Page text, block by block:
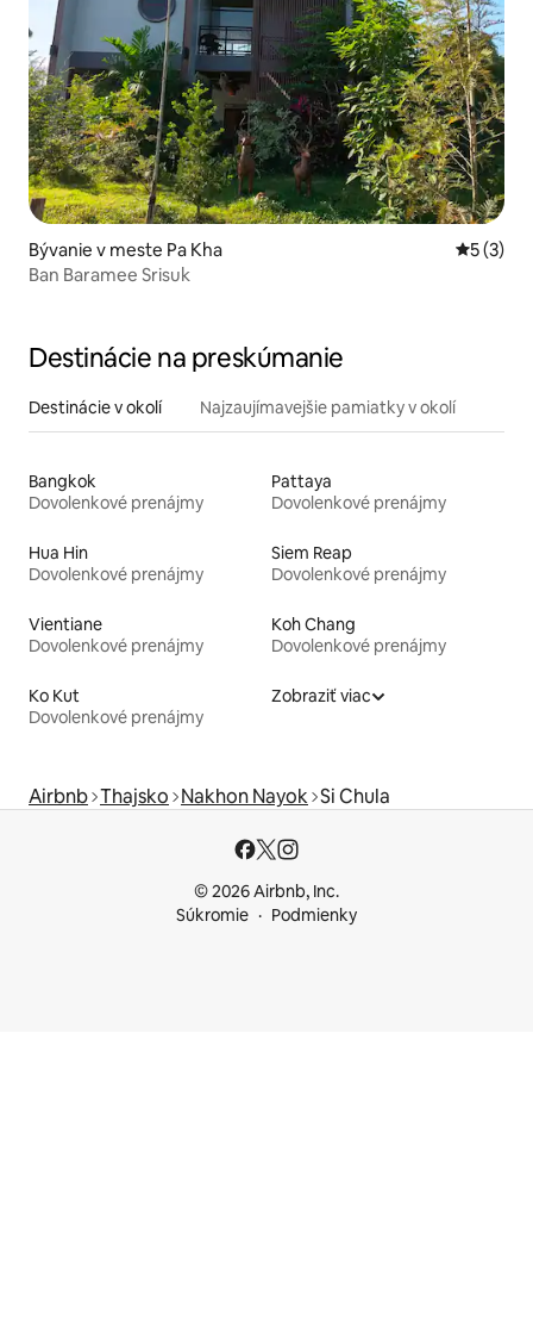
Bývanie v meste Pa Kha
5 (3)
Ban Baramee Srisuk
Destinácie na preskúmanie
Destinácie v okolí Najzaujímavejšie pamiatky v okolí
Bangkok
Dovolenkové prenájmy
Pattaya
Dovolenkové prenájmy
Hua Hin
Dovolenkové prenájmy
Siem Reap
Dovolenkové prenájmy
Vientiane
Dovolenkové prenájmy
Koh Chang
Dovolenkové prenájmy
Ko Kut
Dovolenkové prenájmy
Zobraziť viac
Airbnb Thajsko Nakhon Nayok Si Chula
© 2026 Airbnb, Inc.
Súkromie
Podmienky